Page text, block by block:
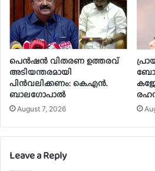
പെൻഷൻ വിതരണ ഉത്തരവ്
അടിയന്തരമായി
പിൻവലിക്കണം: കെ.എൻ.
ബാലഗോപാൽ
August 7, 2026
Leave a Reply